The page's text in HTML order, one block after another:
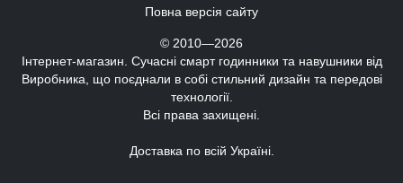
Повна версія сайту
© 2010—2026
Інтернет-магазин. Сучасні смарт годинники та навушники від
Виробника, що поєднали в собі стильний дизайн та передові
технології.
Всі права захищені.
Доставка по всій Україні.